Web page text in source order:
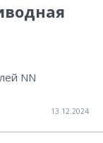
NN
13.12.2024